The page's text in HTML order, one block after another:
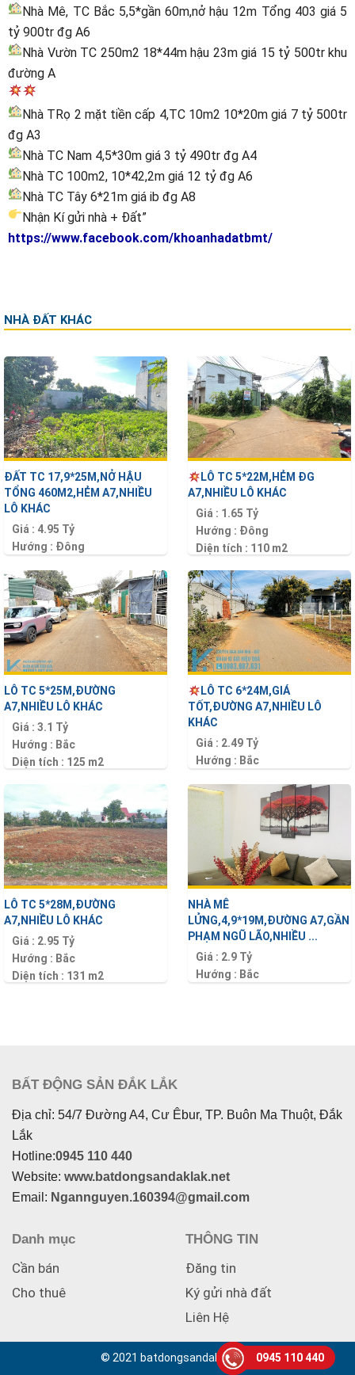
Nhà Mê, TC Bắc 5,5*gần 60m,nở hậu 12m Tổng 403 giá 5
tỷ 900tr đg A6
Nhà Vườn TC 250m2 18*44m hậu 23m giá 15 tỷ 500tr khu
đường A
Nhà TRọ 2 mặt tiền cấp 4,TC 10m2 10*20m giá 7 tỷ 500tr
đg A3
Nhà TC Nam 4,5*30m giá 3 tỷ 490tr đg A4
Nhà TC 100m2, 10*42,2m giá 12 tỷ đg A6
Nhà TC Tây 6*21m giá ib đg A8
Nhận Kí gửi nhà + Đất”
https://www.facebook.com/khoanhadatbmt/
NHÀ ĐẤT KHÁC
LÔ TC 5*22M,HẺM ĐG
A7,NHIỀU LÔ KHÁC
Giá : 1.65 Tỷ
Hướng : Đông
Diện tích : 110 m2
ĐẤT TC 17,9*25M,NỞ HẬU
TỔNG 460M2,HẺM A7,NHIỀU
LÔ KHÁC
Giá : 4.95 Tỷ
Hướng : Đông
LÔ TC 6*24M,GIÁ
TỐT,ĐƯỜNG A7,NHIỀU LÔ
KHÁC
Giá : 2.49 Tỷ
Hướng : Bắc
LÔ TC 5*25M,ĐƯỜNG
A7,NHIỀU LÔ KHÁC
Giá : 3.1 Tỷ
Hướng : Bắc
Diện tích : 125 m2
NHÀ MÊ
LỬNG,4,9*19M,ĐƯỜNG A7,GẦN
PHẠM NGŨ LÃO,NHIỀU ...
Giá : 2.9 Tỷ
Hướng : Bắc
LÔ TC 5*28M,ĐƯỜNG
A7,NHIỀU LÔ KHÁC
Giá : 2.95 Tỷ
Hướng : Bắc
Diện tích : 131 m2
BẤT ĐỘNG SẢN ĐẮK LẮK
Địa chỉ: 54/7 Đường A4, Cư Êbur, TP. Buôn Ma Thuột, Đắk
Lắk
Hotline:0945 110 440
Website: www.batdongsandaklak.net
Email: Ngannguyen.160394@gmail.com
Danh mục
Cần bán
Cho thuê
THÔNG TIN
Đăng tin
Ký gửi nhà đất
Liên Hệ
© 2021 batdongsandaklak.net 0945 110 440